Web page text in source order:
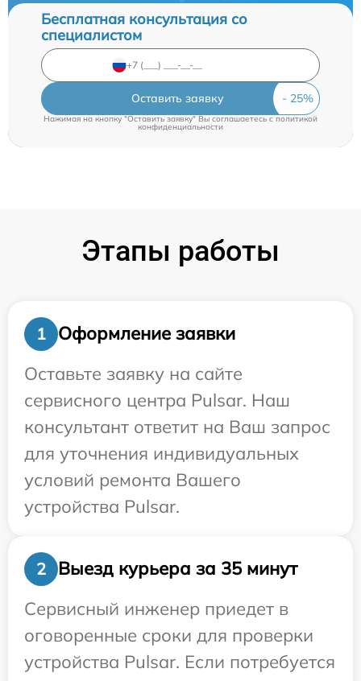
Бесплатная консультация со
специалистом
Оставить заявку
Нажимая на кнопку "Оставить заявку" Вы соглашаетесь cполитикой
конфиденциальности
Этапы работы
1
Оформление заявки
Оставьте заявку на сайте
сервисного центра Pulsar. Наш
консультант ответит на Ваш запрос
для уточнения индивидуальных
условий ремонта Вашего
устройства Pulsar.
2
Выезд курьера за 35 минут
Сервисный инженер приедет в
оговоренные сроки для проверки
устройства Pulsar. Если потребуется